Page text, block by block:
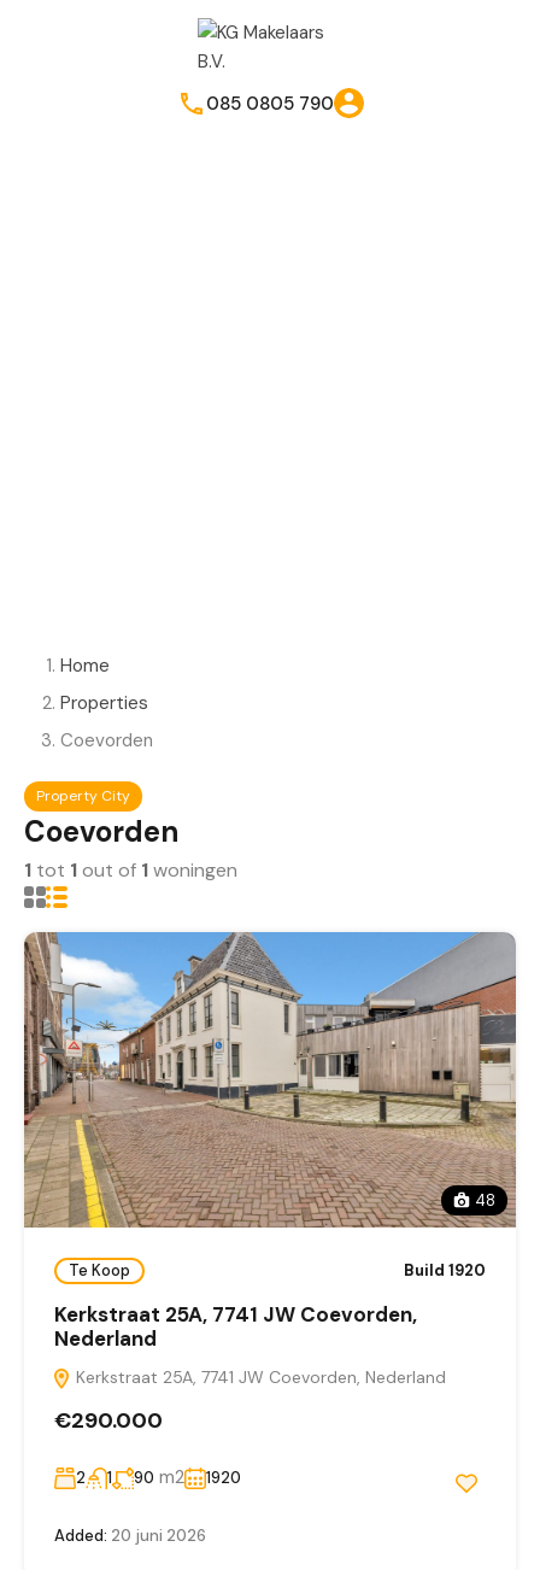
085 0805 790
Home
Properties
Coevorden
Property City
Coevorden
1 tot 1out of 1woningen
48
Te Koop Build 1920
Kerkstraat 25A, 7741 JW Coevorden,
Nederland
Kerkstraat 25A, 7741 JW Coevorden, Nederland
€290.000
2 1 90 m2 1920
Added: 20 juni 2026